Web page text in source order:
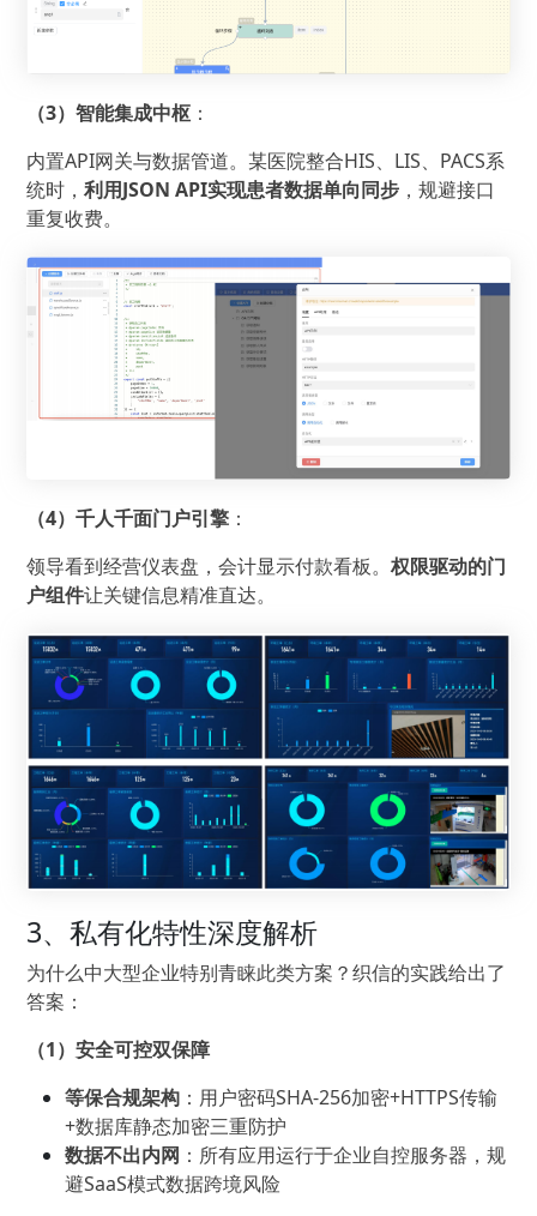
（3）智能集成中枢 ：
内置API网关与数据管道。某医院整合HIS、LIS、PACS系
统时，利用JSON API实现患者数据单向同步 ，规避接口
重复收费。
（4）千人千面门户引擎 ：
领导看到经营仪表盘，会计显示付款看板。权限驱动的门
户组件让关键信息精准直达。
3、私有化特性深度解析
为什么中大型企业特别青睐此类方案？织信的实践给出了
答案：
（1）安全可控双保障
等保合规架构 ：用户密码SHA-256加密+HTTPS传输
+数据库静态加密三重防护
数据不出内网 ：所有应用运行于企业自控服务器，规
避SaaS模式数据跨境风险